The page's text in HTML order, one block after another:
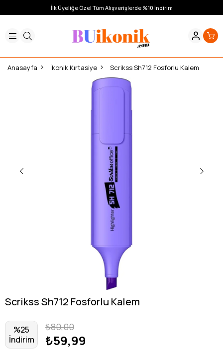
İlk Üyeliğe Özel Tüm Alışverişlerde %10 İndirim
Anasayfa İkonik Kırtasiye Scrikss Sh712 Fosforlu Kalem
Scrikss Sh712 Fosforlu Kalem
%25
İndirim
₺80,00
₺59,99